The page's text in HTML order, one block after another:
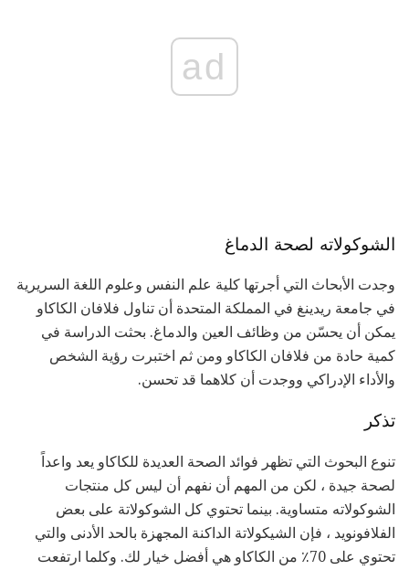
ad
الشوكولاته لصحة الدماغ
وجدت الأبحاث التي أجرتها كلية علم النفس وعلوم اللغة السريرية
في جامعة ريدينغ في المملكة المتحدة أن تناول فلافان الكاكاو
يمكن أن يحسّن من وظائف العين والدماغ. بحثت الدراسة في
كمية حادة من فلافان الكاكاو ومن ثم اختبرت رؤية الشخص
والأداء الإدراكي ووجدت أن كلاهما قد تحسن.
تذكر
تنوع البحوث التي تظهر فوائد الصحة العديدة للكاكاو يعد واعداً
لصحة جيدة ، لكن من المهم أن نفهم أن ليس كل منتجات
الشوكولاته متساوية. بينما تحتوي كل الشوكولاتة على بعض
الفلافونويد ، فإن الشيكولاتة الداكنة المجهزة بالحد الأدنى والتي
تحتوي على 70٪ من الكاكاو هي أفضل خيار لك. وكلما ارتفعت